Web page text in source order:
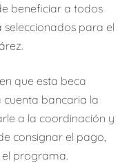
beneficiar a todos
seleccionados para el
que esta beca
bancaria la
a la coordinación y
consignar el pago,
programa.